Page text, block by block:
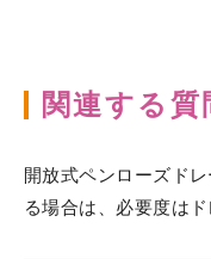
関連する質
開放式ペンローズド
る場合は、必要度は